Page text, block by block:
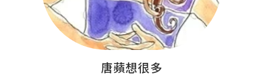
唐蘋想很多